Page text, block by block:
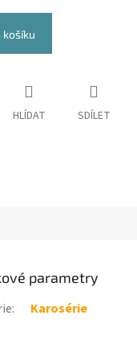
košíku
HLÍDAT SDÍLET
parametry
: Karosérie